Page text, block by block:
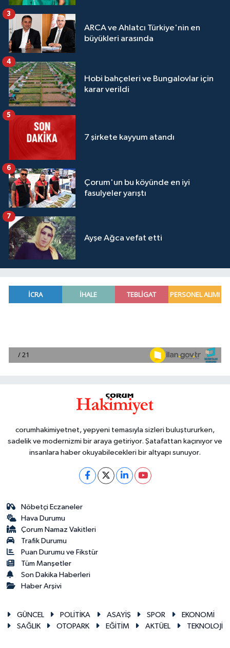
ARCA ve Ahlatcı Türkiye'nin en
büyükleri arasında
3
Hobi bahçeleri ve Bungalovlar için
karar verildi
4
7 şirkete kayyum atandı
5
Çorum'un bu köyünde en iyi
fasulyeler yarıştı
6
Ayşe Ağca vefat etti
7
corumhakimiyetnet, yepyeni temasıyla sizleri buluştururken,
sadelik ve modernizmi bir araya getiriyor. Şatafattan kaçınıyor ve
insanlara haber okuyabilecekleri bir altyapı sunuyor.
Nöbetçi Eczaneler
Hava Durumu
Çorum Namaz Vakitleri
Trafik Durumu
Puan Durumu ve Fikstür
Tüm Manşetler
Son Dakika Haberleri
Haber Arşivi
GÜNCEL POLİTİKA ASAYİŞ SPOR
EKONOMİ
SAĞLIK
OTOPARK EĞİTİM AKTÜEL TEKNOLOJİ